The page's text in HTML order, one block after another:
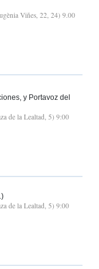
Viñes, 22, 24) 9.00
y Portavoz del
de la Lealtad, 5) 9:00
de la Lealtad, 5) 9:00